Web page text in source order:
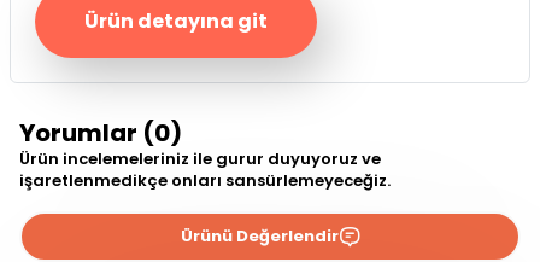
Ürün detayına git
Yorumlar (0)
Ürün incelemeleriniz ile gurur duyuyoruz ve
işaretlenmedikçe onları sansürlemeyeceğiz.
Ürünü Değerlendir